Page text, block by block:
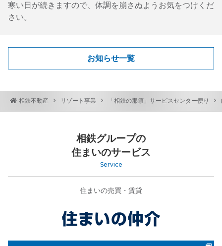
相鉄不動産 リゾート事業 「相鉄の那須」サービスセンター便り
寒い日が続きますので、体調を崩さぬようお気をつけくだ
さい。
お知らせ一覧
相鉄グループの
住まいのサービス
Service
住まいの売買・賃貸